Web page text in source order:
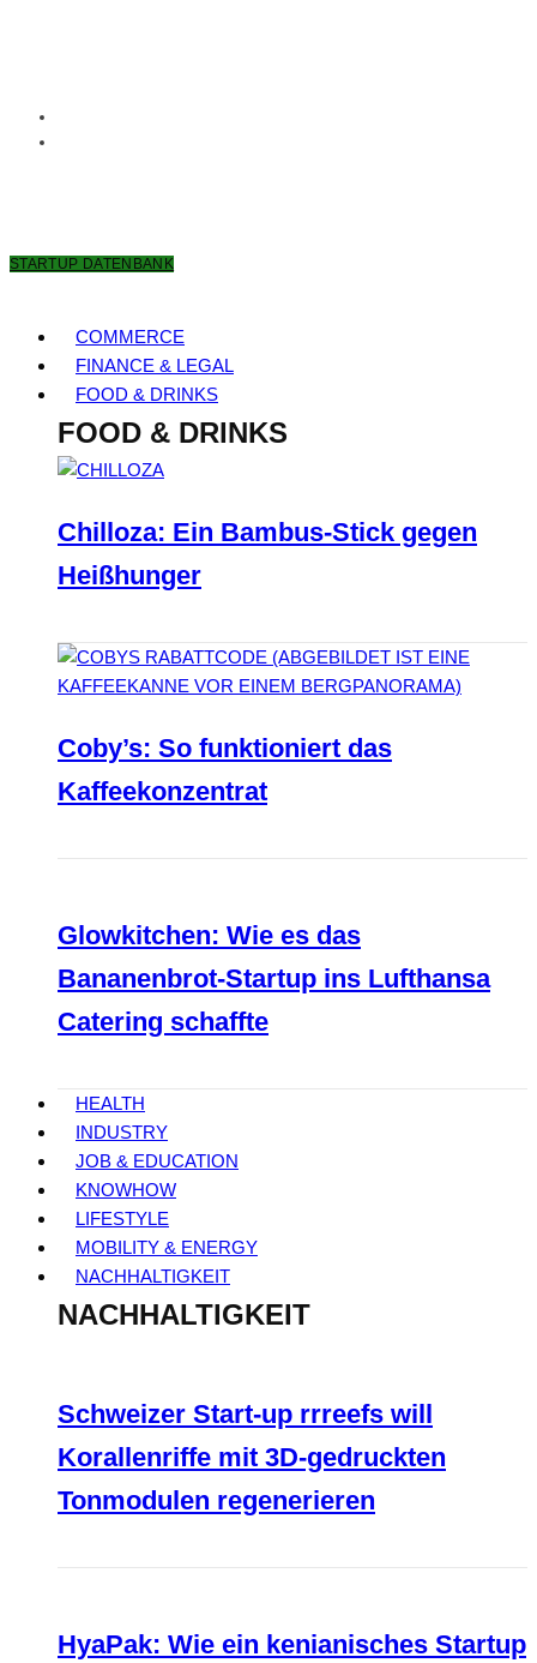
STARTUP DATENBANK
COMMERCE
FINANCE & LEGAL
FOOD & DRINKS
FOOD & DRINKS
Chilloza: Ein Bambus-Stick gegen
Heißhunger
Coby’s: So funktioniert das
Kaffeekonzentrat
Glowkitchen: Wie es das
Bananenbrot-Startup ins Lufthansa
Catering schaffte
HEALTH
INDUSTRY
JOB & EDUCATION
KNOWHOW
LIFESTYLE
MOBILITY & ENERGY
NACHHALTIGKEIT
NACHHALTIGKEIT
Schweizer Start-up rrreefs will
Korallenriffe mit 3D-gedruckten
Tonmodulen regenerieren
HyaPak: Wie ein kenianisches Startup